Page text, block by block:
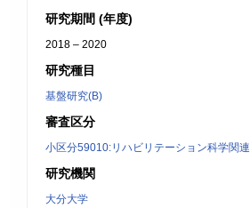
研究期間 (年度)
2018 – 2020
研究種目
基盤研究(B)
審査区分
小区分59010:リハビリテーション科学関連
研究機関
大分大学